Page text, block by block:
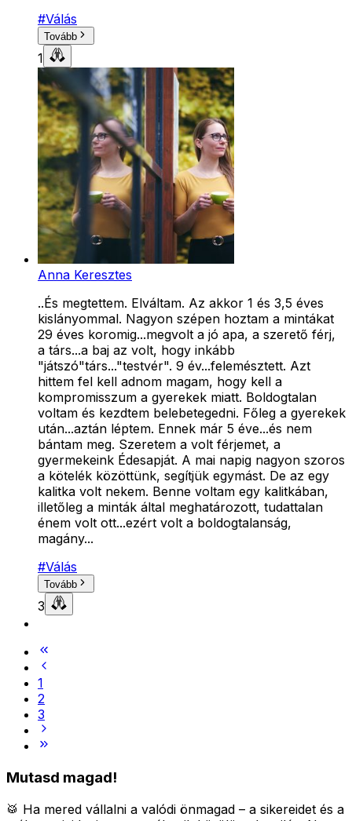
#Válás
Tovább
1
Anna Keresztes
..És megtettem. Elváltam. Az akkor 1 és 3,5 éves
kislányommal. Nagyon szépen hoztam a mintákat
29 éves koromig...megvolt a jó apa, a szerető férj,
a társ...a baj az volt, hogy inkább
"játszó"társ..."testvér". 9 év...felemésztett. Azt
hittem fel kell adnom magam, hogy kell a
kompromisszum a gyerekek miatt. Boldogtalan
voltam és kezdtem belebetegedni. Főleg a gyerekek
után...aztán léptem. Ennek már 5 éve...és nem
bántam meg. Szeretem a volt férjemet, a
gyermekeink Édesapját. A mai napig nagyon szoros
a kötelék közöttünk, segítjük egymást. De az egy
kalitka volt nekem. Benne voltam egy kalitkában,
illetőleg a minták által meghatározott, tudattalan
énem volt ott...ezért volt a boldogtalanság,
magány...
#Válás
Tovább
3
1
2
3
Mutasd magad!
🥁 Ha mered vállalni a valódi önmagad – a sikereidet és a